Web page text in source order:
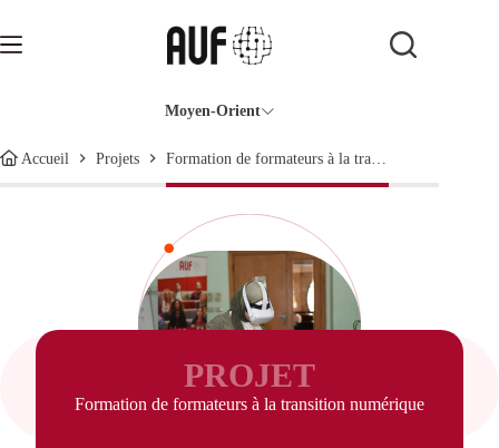
contenu
Moyen-Orient
Accueil Projets
PROJET
Formation de formateurs à la transition numérique